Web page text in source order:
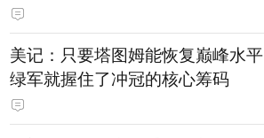
美记：只要塔图姆能恢复巅峰水平
绿军就握住了冲冠的核心筹码